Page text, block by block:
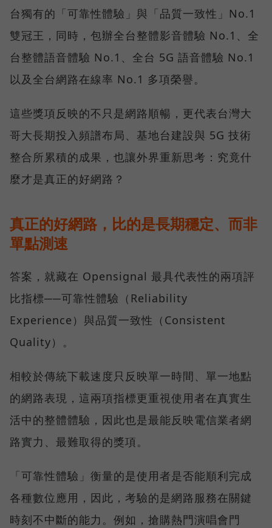
台獨有的「可靠性體驗」與「品質一致性」No.1
雙冠王，同時，包辦全台整體影音體驗 No.1、全
台整體語音體驗 No.1、全台 5G 語音體驗 No.1
以及全台網路在線率 No.1 多項榮譽。
這些獎項反映的不只是網路順暢，更代表台灣大
哥大長期投入頻譜布局、基地台建設與 5G 技術
整合所累積的成果，也讓外界重新思考：究竟什
麼才是真正的好網路？
真正的好網路，比的是長期穩定、而非
單點測速
答案，就藏在 Opensignal 最具代表性的兩項評
比指標──可靠性體驗（Reliability
Experience）與品質一致性（Consistent
Quality）。
相較於傳統下載速度只反映單一時間、單一地點
的網路表現，這兩項指標更重視使用者在真實生
活中的整體體驗，因此也是最能反映電信業者網
路實力、最難取得的獎項。
「可靠性體驗」衡量的是使用者是否能順利完成
各種數位應用，因此，考驗的是網路服務在關鍵
時刻不中斷的能力。例如，搶購熱門演唱會門